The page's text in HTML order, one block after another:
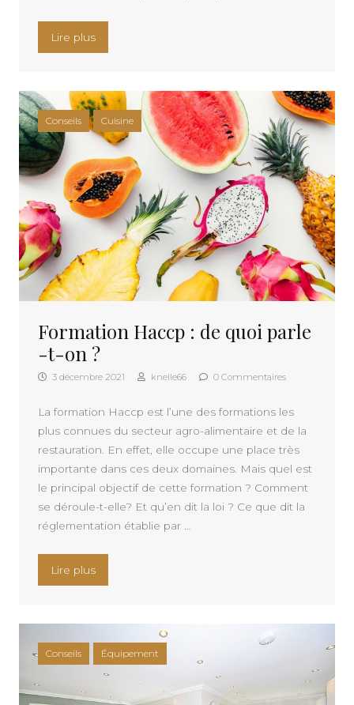
Lire plus« Quels sont les conseils a connaitre pour
Conseils Cuisine
Formation Haccp : de quoi parle
-t-on ?
3 décembre 2021 knelle66 0 Commentaires
La formation Haccp est l’une des formations les
plus connues du secteur agro-alimentaire et de la
restauration. En effet, elle occupe une place très
importante dans ces deux domaines. Mais quel est
le principal objectif de cette formation ? Comment
se déroule-t-elle? Et qu’en dit la loi ? Ce que dit la
réglementation établie par …
Lire plus« Formation Haccp : de quoi parle-t-on ? »
Conseils Équipement